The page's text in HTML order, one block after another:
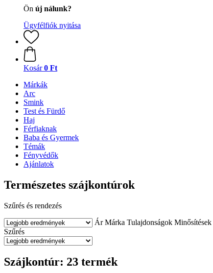
Ön új nálunk?
Ügyfélfiók nyitása
Kosár 0 Ft
Márkák
Arc
Smink
Test és Fürdő
Haj
Férfiaknak
Baba és Gyermek
Témák
Fényvédők
Ajánlatok
Természetes szájkontúrok
Szűrés és rendezés
Ár Márka Tulajdonságok Minősítések
Szűrés
Szájkontúr: 23 termék